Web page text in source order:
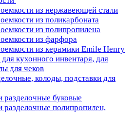
из нержавеющей стали
из поликарбоната
из полипропилена
из фарфора
из керамики Emile Henry
кухонного инвентаря, для
для чеков
колоды, подставки для
разделочные буковые
разделочные полипропилен,